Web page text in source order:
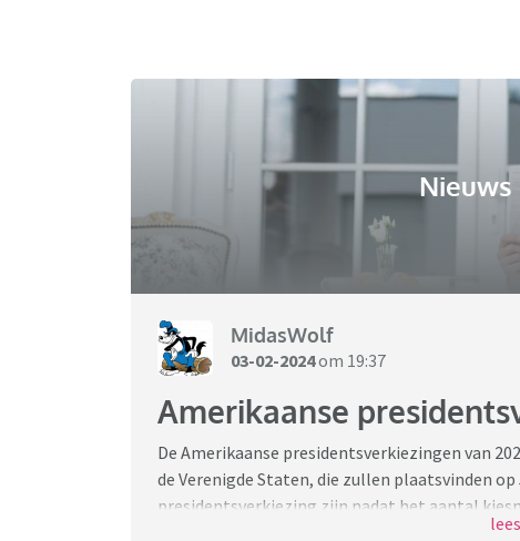
Nieuws
MidasWolf
03-02-2024om 19:37
Amerikaanse
De Amerikaanse presidentsverkiezingen van
de Verenigde Staten, die zullen plaatsvinden
presidentsverkiezing zijn nadat het aantal